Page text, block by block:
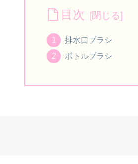
目次
排水口ブラシ
ボトルブラシ